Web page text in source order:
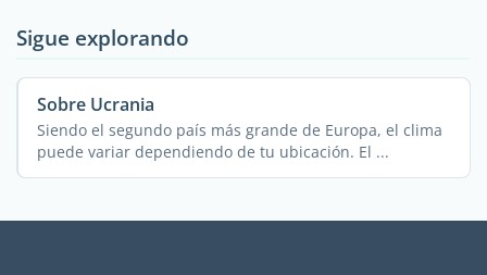
Sigue explorando
Sobre Ucrania
Siendo el segundo país más grande de Europa, el clima
puede variar dependiendo de tu ubicación. El ...